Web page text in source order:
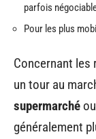
parfois
Pour les plus
Concernant les
un tour au
supermarché
généralement